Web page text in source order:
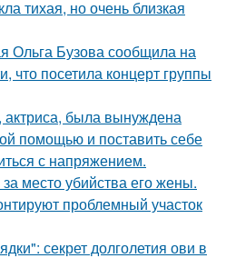
тихая, но очень близкая
Ольга Бузова сообщила на
что посетила концерт группы
актриса, была вынуждена
помощью и поставить себе
с напряжением.
место убийства его жены.
проблемный участок
секрет долголетия ови в